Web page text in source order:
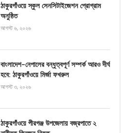
ঠাকুরগাঁওয়ে স্কুল সেনসিটাইজেশন প্রোগ্রাম
অনুষ্ঠিত
আগস্ট ৬, ২০২৬
বাংলাদেশ-নেপালের বন্ধুত্বপূর্ণ সম্পর্ক আরও দীর্ঘ
হবে: ঠাকুরগাঁওয়ে মির্জা ফখরুল
আগস্ট ৩, ২০২৬
ঠাকুরগাঁওয়ে পীরগঞ্জ উপজেলায় বজ্রপাতে ২